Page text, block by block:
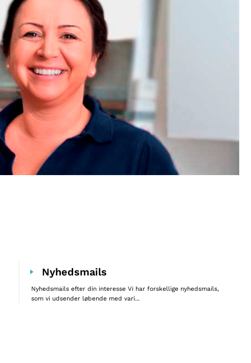
Nyhedsmails
Nyhedsmails efter din interesse Vi har forskellige nyhedsmails,
som vi udsender løbende med vari...